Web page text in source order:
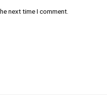
next time I comment.